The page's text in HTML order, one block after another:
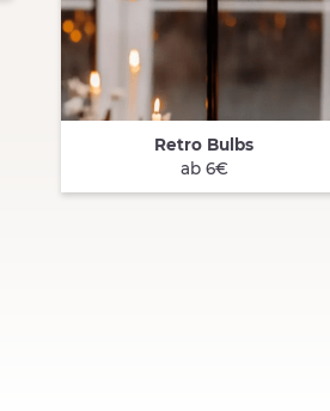
QUICK VIEW
Retro Bulbs
ab 6€